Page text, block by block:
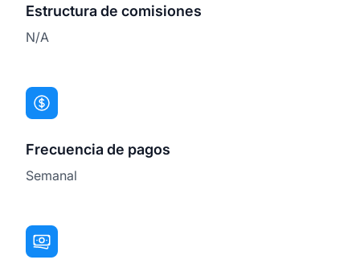
Estructura de comisiones
N/A
Frecuencia de pagos
Semanal